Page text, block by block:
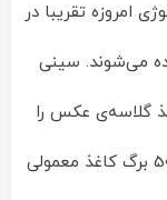
امروزه تقریبا در
می‌شوند. سینی
معمولی و 30 برگ کاغذ گلاسه‌ی عکس را
در خود جای می‌دهد. ظرفیت سینی خروجی 50 برگ کاغذ معمولی